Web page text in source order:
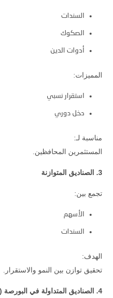
السندات
الصكوك
أدوات الدين
المميزات:
استقرار نسبي
دخل دوري
مناسبة لـ:
المستثمرين المحافظين.
3. الصناديق المتوازنة
تجمع بين:
الأسهم
السندات
الهدف:
تحقيق توازن بين النمو والاستقرار.
4. الصناديق المتداولة في البورصة (ETFs)